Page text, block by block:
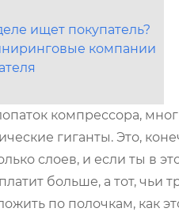
ищет покупатель?
компании
компрессора,
гиганты. Это,
слоев, и если ты в
больше, а тот,
по полочкам, как